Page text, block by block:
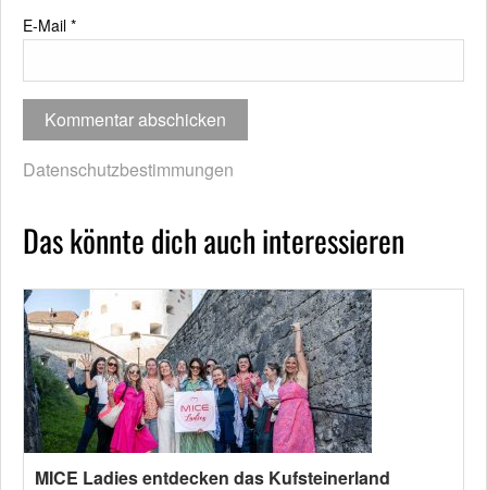
E-Mail *
Datenschutzbestimmungen
Das könnte dich auch interessieren
MICE Ladies entdecken das Kufsteinerland